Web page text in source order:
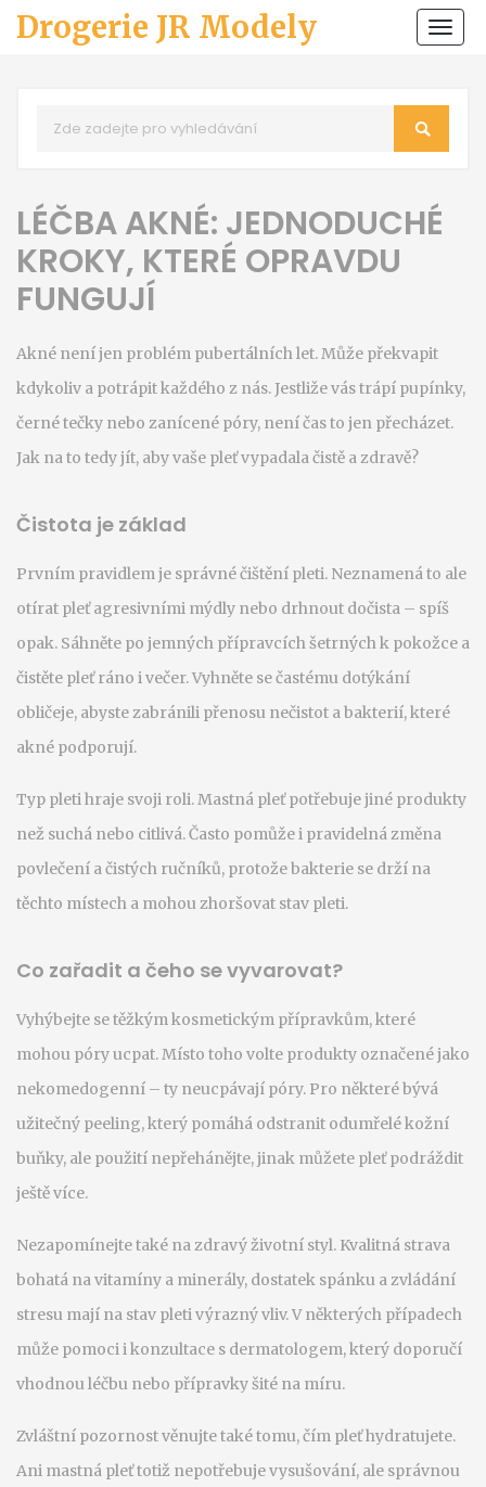
Drogerie JR Modely
LÉČBA AKNÉ: JEDNODUCHÉ
KROKY, KTERÉ OPRAVDU
FUNGUJÍ
Akné není jen problém pubertálních let. Může překvapit
kdykoliv a potrápit každého z nás. Jestliže vás trápí pupínky,
černé tečky nebo zanícené póry, není čas to jen přecházet.
Jak na to tedy jít, aby vaše pleť vypadala čistě a zdravě?
Čistota je základ
Prvním pravidlem je správné čištění pleti. Neznamená to ale
otírat pleť agresivními mýdly nebo drhnout dočista – spíš
opak. Sáhněte po jemných přípravcích šetrných k pokožce a
čistěte pleť ráno i večer. Vyhněte se častému dotýkání
obličeje, abyste zabránili přenosu nečistot a bakterií, které
akné podporují.
Typ pleti hraje svoji roli. Mastná pleť potřebuje jiné produkty
než suchá nebo citlivá. Často pomůže i pravidelná změna
povlečení a čistých ručníků, protože bakterie se drží na
těchto místech a mohou zhoršovat stav pleti.
Co zařadit a čeho se vyvarovat?
Vyhýbejte se těžkým kosmetickým přípravkům, které
mohou póry ucpat. Místo toho volte produkty označené jako
nekomedogenní – ty neucpávají póry. Pro některé bývá
užitečný peeling, který pomáhá odstranit odumřelé kožní
buňky, ale použití nepřehánějte, jinak můžete pleť podráždit
ještě více.
Nezapomínejte také na zdravý životní styl. Kvalitná strava
bohatá na vitamíny a minerály, dostatek spánku a zvládání
stresu mají na stav pleti výrazný vliv. V některých případech
může pomoci i konzultace s dermatologem, který doporučí
vhodnou léčbu nebo přípravky šité na míru.
Zvláštní pozornost věnujte také tomu, čím pleť hydratujete.
Ani mastná pleť totiž nepotřebuje vysušování, ale správnou